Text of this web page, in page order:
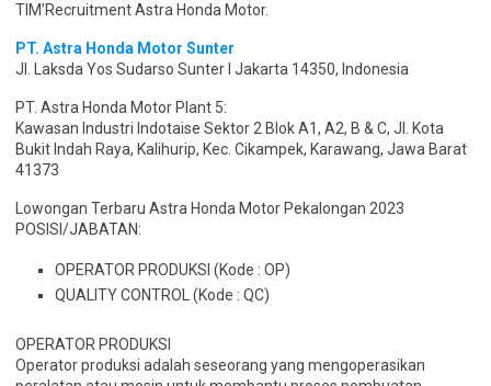
TIM’Recruitment Astra Honda Motor.
PT. Astra Honda Motor Sunter
Jl. Laksda Yos Sudarso Sunter I Jakarta 14350, Indonesia
PT. Astra Honda Motor Plant 5:
Kawasan Industri Indotaise Sektor 2 Blok A1, A2, B & C, Jl. Kota
Bukit Indah Raya, Kalihurip, Kec. Cikampek, Karawang, Jawa Barat
41373
Lowongan Terbaru Astra Honda Motor Pekalongan 2023
POSISI/JABATAN:
OPERATOR PRODUKSI (Kode : OP)
QUALITY CONTROL (Kode : QC)
OPERATOR PRODUKSI
Operator produksi adalah seseorang yang mengoperasikan